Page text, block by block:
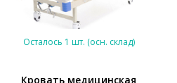
Осталось 1 шт. (осн. склад)
Кровать медицинская